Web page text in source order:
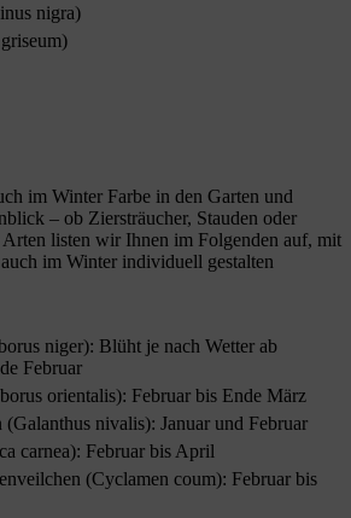
nigra)
im Winter Farbe in den Garten und
– ob Ziersträucher, Stauden oder
listen wir Ihnen im Folgenden auf, mit
im Winter individuell gestalten
niger): Blüht je nach Wetter ab
Februar
orientalis): Februar bis Ende März
(Galanthus nivalis): Januar und Februar
carnea): Februar bis April
(Cyclamen coum): Februar bis